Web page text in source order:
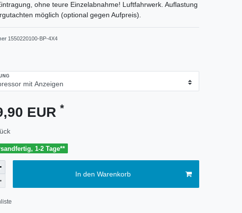
ohne teure Einzelabnahme! Luftfahrwerk. Auflastung
möglich (optional gegen Aufpreis).
1550220100-BP-4X4
EUR *
1-2 Tage**
In den Warenkorb